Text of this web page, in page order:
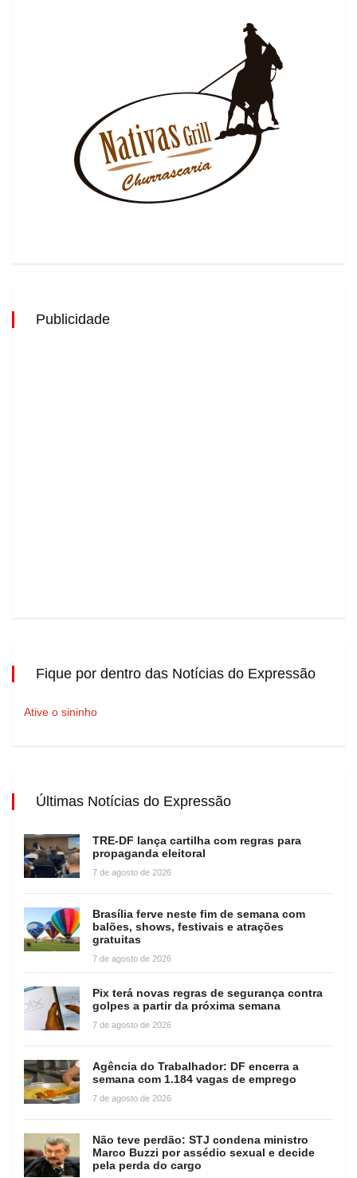
Publicidade
Fique por dentro das Notícias do Expressão
Ative o sininho
Últimas Notícias do Expressão
TRE-DF lança cartilha com regras para
propaganda eleitoral
7 de agosto de 2026
Brasília ferve neste fim de semana com
balões, shows, festivais e atrações
gratuitas
7 de agosto de 2026
Pix terá novas regras de segurança contra
golpes a partir da próxima semana
7 de agosto de 2026
Agência do Trabalhador: DF encerra a
semana com 1.184 vagas de emprego
7 de agosto de 2026
Não teve perdão: STJ condena ministro
Marco Buzzi por assédio sexual e decide
pela perda do cargo